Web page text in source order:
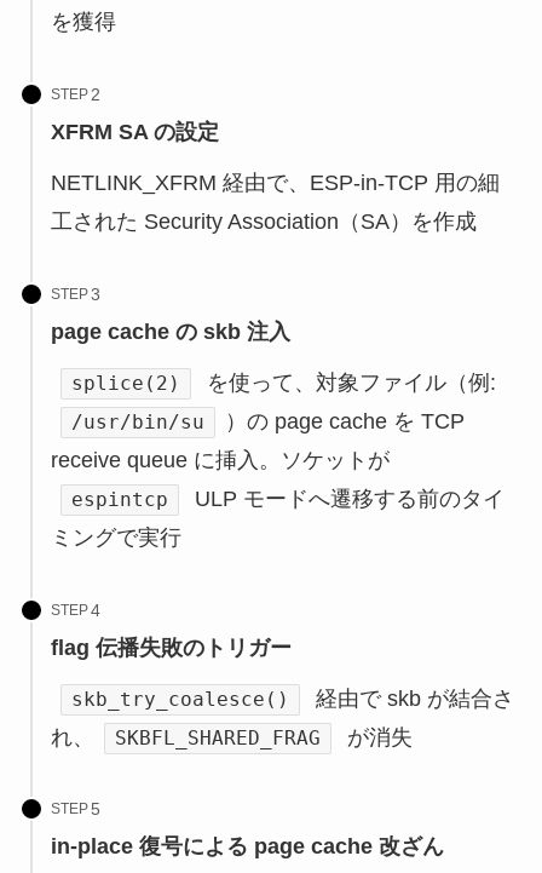
を獲得
STEP
XFRM SA の設定
NETLINK_XFRM 経由で、ESP-in-TCP 用の細
工された Security Association（SA）を作成
STEP
page cache の skb 注入
splice(2) を使って、対象ファイル（例:
/usr/bin/su
）の page cache を TCP
receive queue に挿入。ソケットが
espintcp
ULP モードへ遷移する前のタイ
ミングで実行
STEP
flag 伝播失敗のトリガー
skb_try_coalesce()
経由で skb が結合さ
れ、
SKBFL_SHARED_FRAG が消失
STEP
in-place 復号による page cache 改ざん